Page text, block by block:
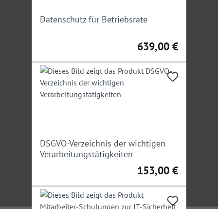
Datenschutz für Betriebsräte
Regulärer Preis:
639,00 €
DSGVO-Verzeichnis der wichtigen
Verarbeitungstätigkeiten
Regulärer Preis:
153,00 €